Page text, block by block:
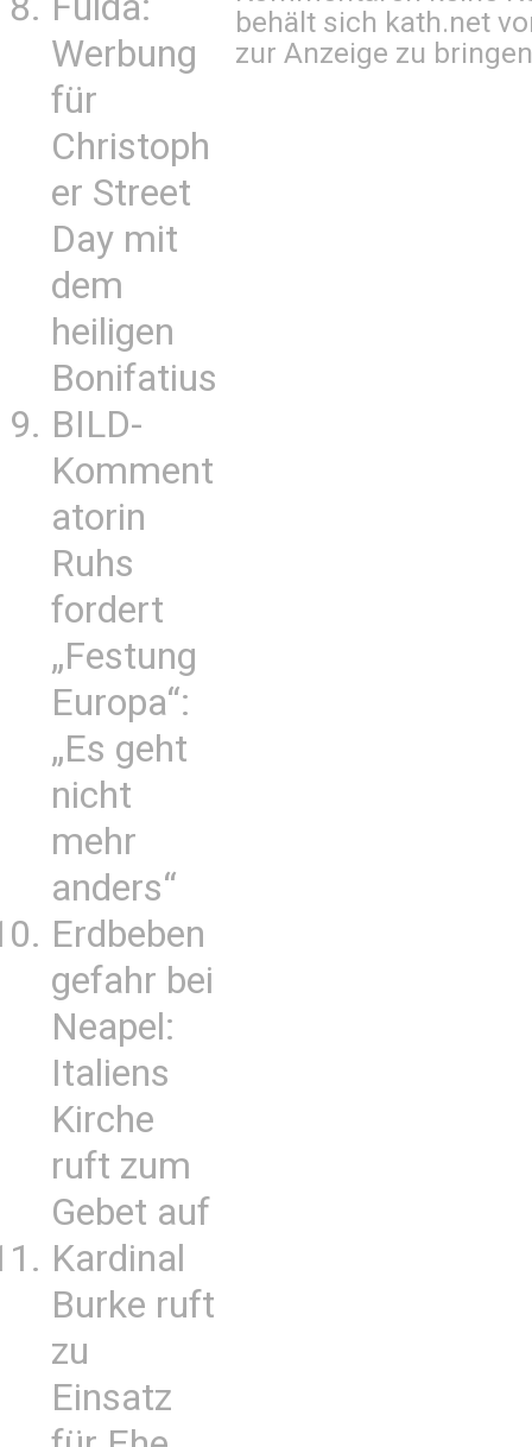
Werbung
für
Christoph
er Street
Day mit
dem
heiligen
Bonifatius
BILD-
Komment
atorin
Ruhs
fordert
„Festung
Europa“:
„Es geht
nicht
mehr
anders“
Erdbeben
gefahr bei
Neapel:
Italiens
Kirche
ruft zum
Gebet auf
Kardinal
Burke ruft
zu
Einsatz
behält sich kath.net
zur Anzeige zu